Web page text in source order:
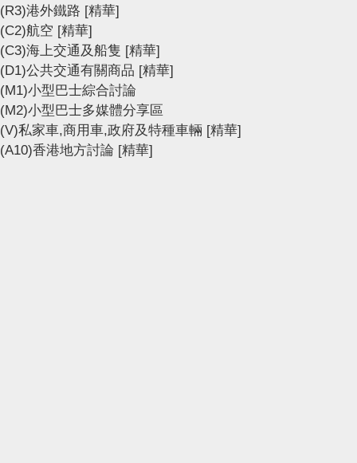
(R3)港外鐵路 [精華]
(C2)航空 [精華]
(C3)海上交通及船隻 [精華]
(D1)公共交通有關商品 [精華]
(M1)小型巴士綜合討論
(M2)小型巴士多媒體分享區
(V)私家車,商用車,政府及特種車輛 [精華]
(A10)香港地方討論 [精華]